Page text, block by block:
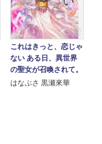
これはきっと、恋じゃ
ない ある日、異世界
の聖女が召喚されて。
はなぶさ 黒瀬來華